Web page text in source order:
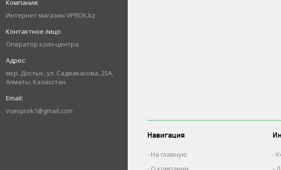
Интернет-магазин VPROK.kz
Оператор колл-центра
мкр. Достык, ул. Садвакасова, 25А,
Алматы, Казахстан
vsevprok1@gmail.com
Навигация
На главную